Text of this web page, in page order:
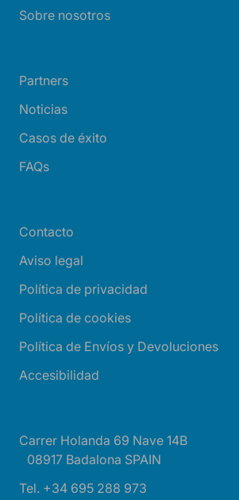
Sobre nosotros
Partners
Noticias
Casos de éxito
FAQs
Contacto
Aviso legal
Política de privacidad
Política de cookies
Política de Envíos y Devoluciones
Accesibilidad
Carrer Holanda 69 Nave 14B
08917 Badalona SPAIN
Tel. +34 695 288 973